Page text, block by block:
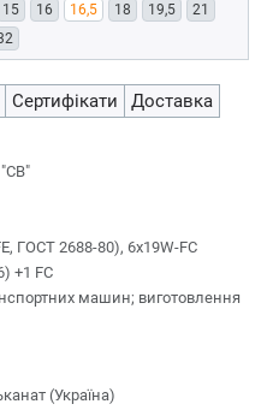
15 16 16,5 18 19,5
21
Сертифікати
Доставка
"СВ"
ГОСТ 2688-80), 6x19W-FC
+1 FC
машин; виготовлення
(Україна)